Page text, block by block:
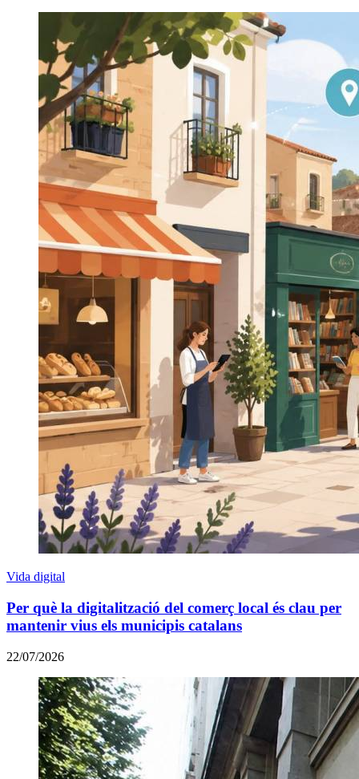
Vida digital
Per què la digitalització del comerç local és clau per
mantenir vius els municipis catalans
22/07/2026